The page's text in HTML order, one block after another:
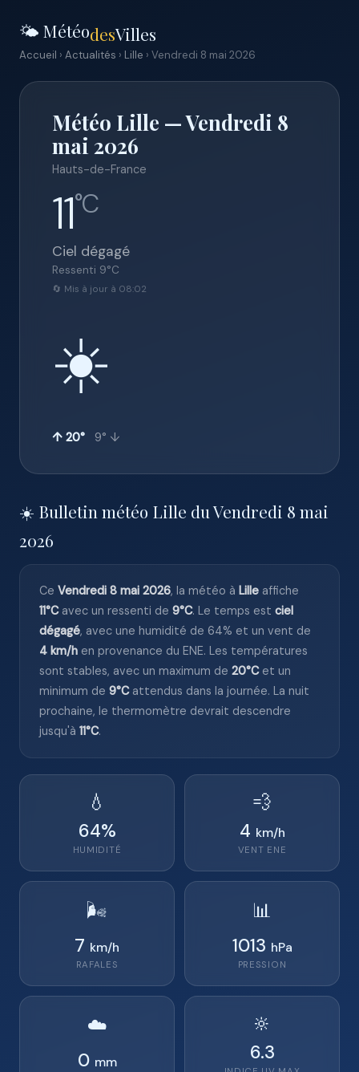
🌤️ MétéodesVilles
Accueil › Actualités › Lille › Vendredi 8 mai 2026
Météo Lille — Vendredi 8
mai 2026
Hauts-de-France
11°C
Ciel dégagé
Ressenti 9°C
🔄 Mis à jour à 08:02
☀️
↑ 20° 9° ↓
☀️ Bulletin météo Lille du Vendredi 8 mai
2026
Ce Vendredi 8 mai 2026, la météo à Lille affiche
11°Cavec un ressenti de 9°C. Le temps est ciel
dégagé, avec une humidité de 64% et un vent de
4 km/h en provenance du ENE. Les températures
sont stables, avec un maximum de 20°Cet un
minimum de 9°Cattendus dans la journée. La nuit
prochaine, le thermomètre devrait descendre
jusqu'à 11°C.
💧
64%
HUMIDITÉ
💨
4 km/h
VENT ENE
🌬️
7 km/h
RAFALES
📊
1013 hPa
PRESSION
☁️
0 mm
🔆
6.3